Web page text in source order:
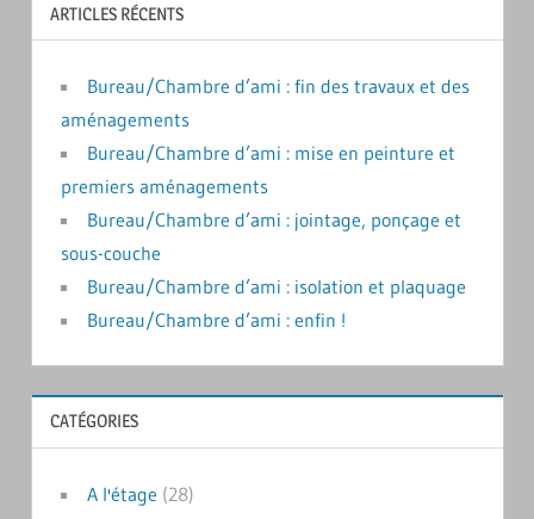
ARTICLES RÉCENTS
Bureau/Chambre d’ami : fin des travaux et des
aménagements
Bureau/Chambre d’ami : mise en peinture et
premiers aménagements
Bureau/Chambre d’ami : jointage, ponçage et
sous-couche
Bureau/Chambre d’ami : isolation et plaquage
Bureau/Chambre d’ami : enfin !
CATÉGORIES
A l'étage (28)